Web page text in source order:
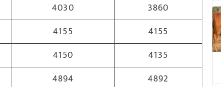
4030
3860
4155
4155
4150
4135
4894
4892